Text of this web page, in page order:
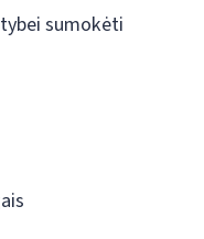
sumokėti